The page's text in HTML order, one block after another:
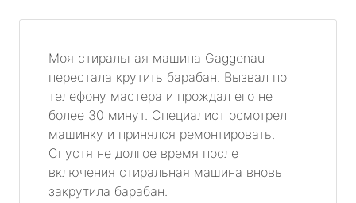
Моя стиральная машина Gaggenau
перестала крутить барабан. Вызвал по
телефону мастера и прождал его не
более 30 минут. Специалист осмотрел
машинку и принялся ремонтировать.
Спустя не долгое время после
включения стиральная машина вновь
закрутила барабан.